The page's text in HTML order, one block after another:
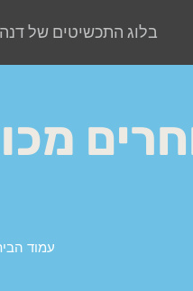
בלוג התכשיטים של דנה
עמוד